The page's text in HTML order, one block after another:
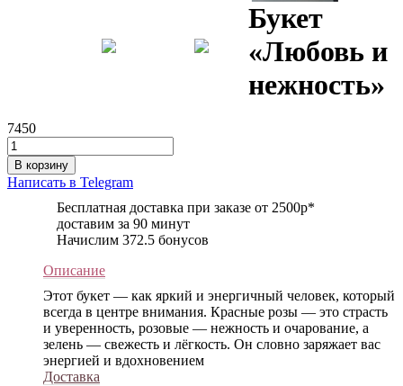
Букет
«Любовь и
нежность»
7450
В корзину
Написать в Telegram
Бесплатная доставка при заказе от 2500р*
доставим за 90 минут
Начислим 372.5 бонусов
Описание
Этот букет — как яркий и энергичный человек, который
всегда в центре внимания. Красные розы — это страсть
и уверенность, розовые — нежность и очарование, а
зелень — свежесть и лёгкость. Он словно заряжает вас
энергией и вдохновением
Доставка